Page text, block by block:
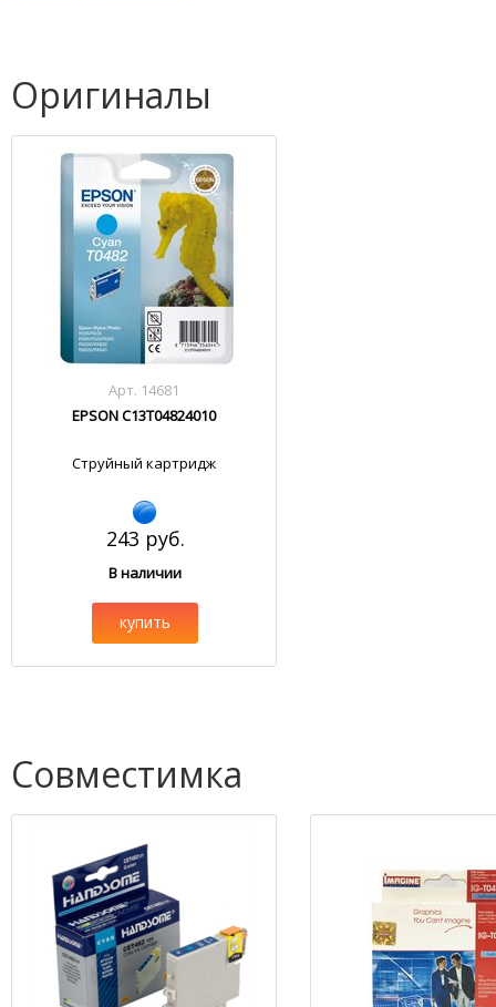
Оригиналы
Арт. 14681
EPSON C13T04824010
Струйный картридж
243 руб.
В наличии
купить
Совместимка